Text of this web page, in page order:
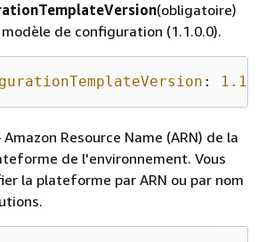
(obligatoire)
de configuration (1.1.0.0).
:
Amazon Resource Name (ARN) de la
de l'environnement. Vous
la plateforme par ARN ou par nom